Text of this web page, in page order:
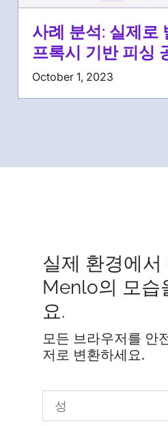
사례 분석: 실제로
프록시 기반 피싱
October 1, 2023
실제 환경에서
Menlo의 모습
요.
모든 브라우저를 안
저로 변환하세요.